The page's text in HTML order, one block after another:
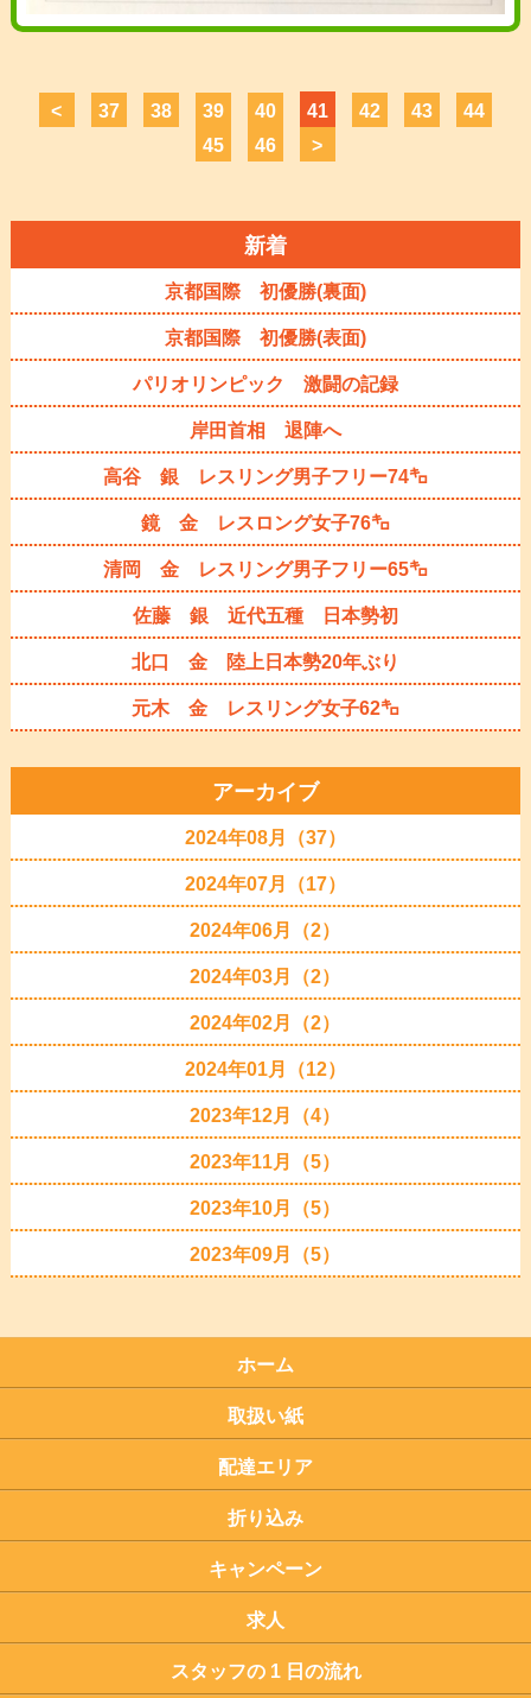
< 37 38 39 40 41 42 43
44
45
46 >
新着
京都国際 初優勝(裏面)
京都国際 初優勝(表面)
パリオリンピック 激闘の記録
岸田首相 退陣へ
高谷 銀 レスリング男子フリー74㌔
鏡 金 レスロング女子76㌔
清岡 金 レスリング男子フリー65㌔
佐藤 銀 近代五種 日本勢初
北口 金 陸上日本勢20年ぶり
元木 金 レスリング女子62㌔
アーカイブ
2024年08月（37）
2024年07月（17）
2024年06月（2）
2024年03月（2）
2024年02月（2）
2024年01月（12）
2023年12月（4）
2023年11月（5）
2023年10月（5）
2023年09月（5）
ホーム
取扱い紙
配達エリア
折り込み
キャンペーン
求人
スタッフの 1 日の流れ